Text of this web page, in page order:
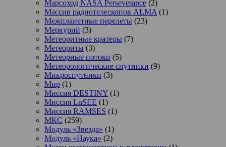
Марсоход NASA Perseverance (2)
Массив радиотелескопов ALMA (1)
Межпланетные перелеты (23)
Меркурий (3)
Метеоритные кратеры (7)
Метеориты (3)
Метеорные потоки (5)
Метеорологические спутники (9)
Микроспутники (3)
Мир (1)
Миссия DESTINY (1)
Миссия LuSEE (1)
Миссия RAMSES (1)
МКС (259)
Модуль «Звезда» (1)
Модуль «Наука» (2)